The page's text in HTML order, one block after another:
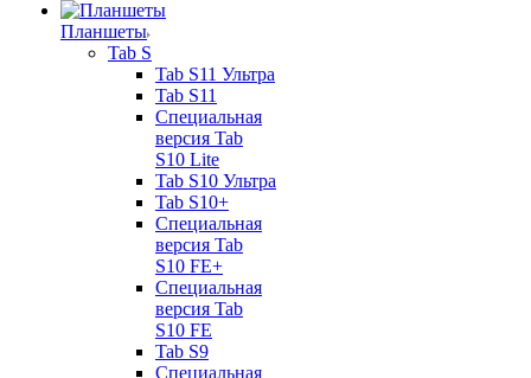
Планшеты
Tab S
Tab S11 Ультра
Tab S11
Специальная
версия Tab
S10 Lite
Tab S10 Ультра
Tab S10+
Специальная
версия Tab
S10 FE+
Специальная
версия Tab
S10 FE
Tab S9
Специальная